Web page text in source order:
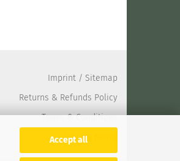
Accept all
Imprint / Sitemap
Returns & Refunds Policy
Terms & Conditions
Privacy policy